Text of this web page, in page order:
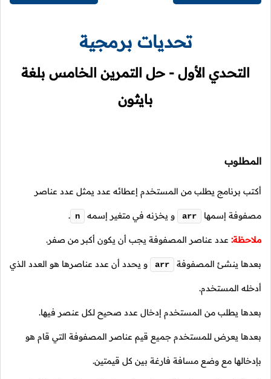
تحديات برمجية
التحدي الأول - حل التمرين الخامس بلغة
بايثون
المطلوب
أكتب برنامج يطلب من المستخدم إعطائه عدد يمثل عدد عناصر
مصفوفة إسمها arr و يخزنه في متغير إسمه n
.
ملاحظة: عدد عناصر المصفوفة يجب أن يكون أكبر من صفر.
بعدها ينشئ المصفوفة arr و يحدد أن عدد عناصرها هو العدد الذي
أدخله المستخدم.
بعدها يطلب من المستخدم إدخال عدد صحيح لكل عنصر فيها.
بعدها يعرض للمستخدم جميع قيم عناصر المصفوفة التي قام هو
بإدخالها مع وضع مسافة فارغة بين كل قيمتين.